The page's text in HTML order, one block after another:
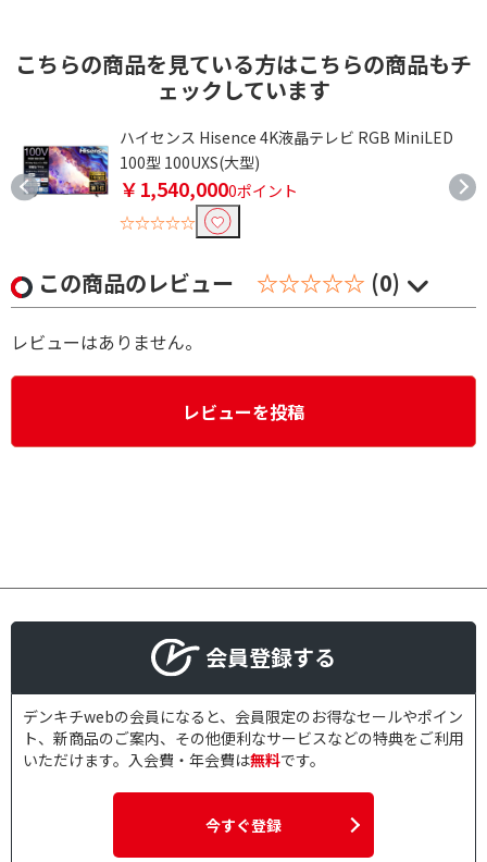
こちらの商品を見ている方はこちらの商品もチ
ェックしています
ハイセンス Hisence 4K液晶テレビ RGB MiniLED
100型 100UXS(大型)
￥1,540,0000ポイント
☆☆☆☆☆
この商品のレビュー ☆☆☆☆☆ (0)
レビューはありません。
レビューを投稿
会員登録する
デンキチwebの会員になると、会員限定のお得なセールやポイン
ト、新商品のご案内、その他便利なサービスなどの特典をご利用
いただけます。入会費・年会費は無料です。
今すぐ登録